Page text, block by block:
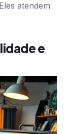
atendem
e